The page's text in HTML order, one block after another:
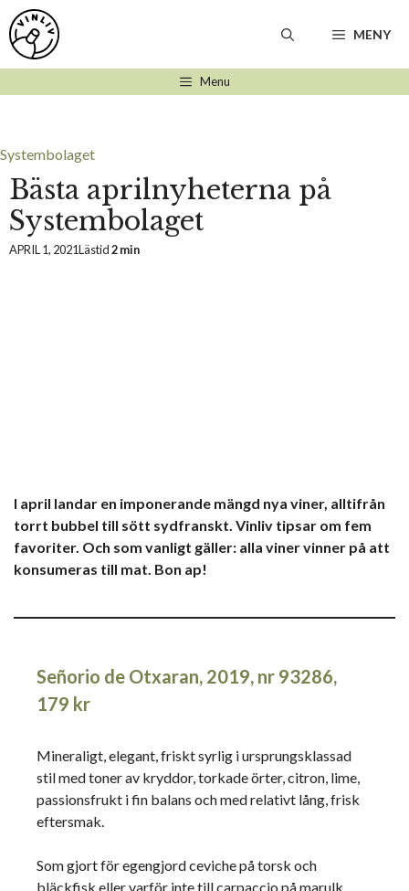
Hoppa
till
innehåll
MENY
Menu
Systembolaget
Bästa aprilnyheterna på
Systembolaget
APRIL 1, 2021Lästid2 min
I april landar en imponerande mängd nya viner, alltifrån
torrt bubbel till sött sydfranskt. Vinliv tipsar om fem
favoriter. Och som vanligt gäller: alla viner vinner på att
konsumeras till mat. Bon ap!
Señorio de Otxaran, 2019, nr 93286,
179 kr
Mineraligt, elegant, friskt syrlig i ursprungsklassad
stil med toner av kryddor, torkade örter, citron, lime,
passionsfrukt i fin balans och med relativt lång, frisk
eftersmak.
Som gjort för egengjord ceviche på torsk och
bläckfisk eller varför inte till carpaccio på marulk